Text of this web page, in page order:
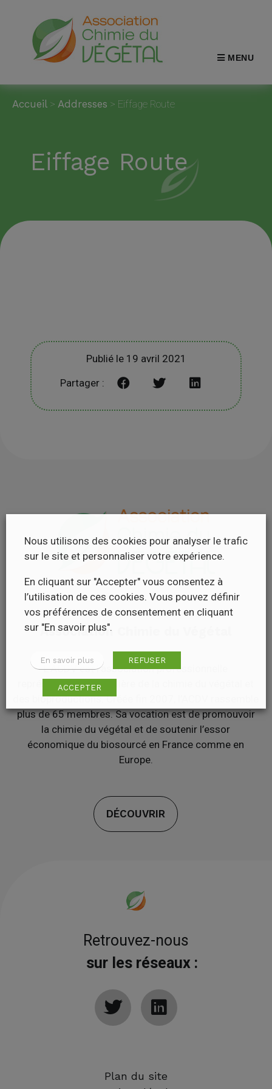
MENU
Accueil > Addresses > Eiffage Route
Eiffage Route
Publié le 19 avril 2021
Partager :
Association Chimie du Végétal
L’ACDV est l’association professionnelle
représentative de la filière de la chimie du végétal et
des bioproductions. Créée fin 2007, l’ACDV rassemble
plus de 65 membres. Sa vocation est de promouvoir
la chimie du végétal et de soutenir l’essor
économique du biosourcé en France comme en
Europe.
DÉCOUVRIR
Retrouvez-nous
sur les réseaux :
Plan du site
Nous utilisons des cookies pour analyser le trafic
sur le site et personnaliser votre expérience.
En cliquant sur "Accepter" vous consentez à
l’utilisation de ces cookies. Vous pouvez définir
vos préférences de consentement en cliquant
sur "En savoir plus".
En savoir plus REFUSER
ACCEPTER